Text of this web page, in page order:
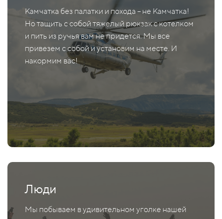
Камчатка без палатки и похода – не Камчатка!
Но тащить с собой тяжелый рюкзак с котелком
и пить из ручья вам не придется. Мы все
привезем с собой и установим на месте. И
накормим вас!
Люди
Мы побываем в удивительном уголке нашей